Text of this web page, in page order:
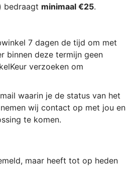
bedraagt minimaal €25.
7 dagen de tijd om met
binnen deze termijn geen
verzoeken om
waarin je de status van het
wij contact op met jou en
te komen.
maar heeft tot op heden